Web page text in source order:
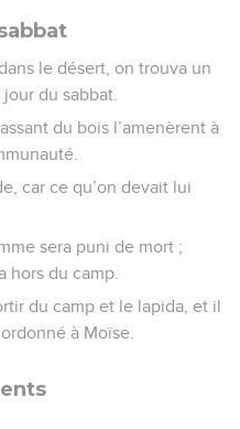
le désert, on trouva un
du sabbat.
du bois l’amenèrent à
car ce qu’on devait lui
sera puni de mort ;
hors du camp.
du camp et le lapida, et il
à Moïse.